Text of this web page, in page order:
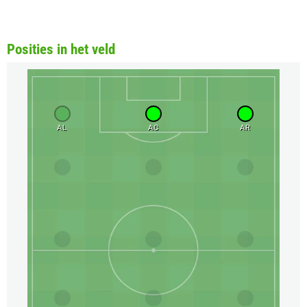
Posities in het veld
AL AC AR